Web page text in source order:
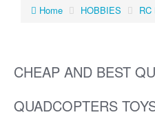
Home HOBBIES RC
CHEAP AND BEST
QUADCOPTERS